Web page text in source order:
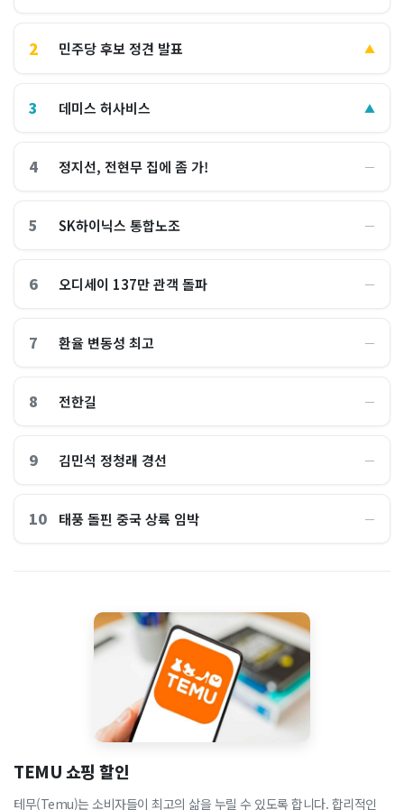
2 민주당 후보 정견 발표 ▲
3 데미스 허사비스 ▲
4 정지선, 전현무 집에 좀 가! ―
5 SK하이닉스 통합노조 ―
6 오디세이 137만 관객 돌파 ―
7 환율 변동성 최고 ―
8 전한길 ―
9 김민석 정청래 경선 ―
10 태풍 돌핀 중국 상륙 임박 ―
TEMU 쇼핑 할인
테무(Temu)는 소비자들이 최고의 삶을 누릴 수 있도록 합니다. 합리적인